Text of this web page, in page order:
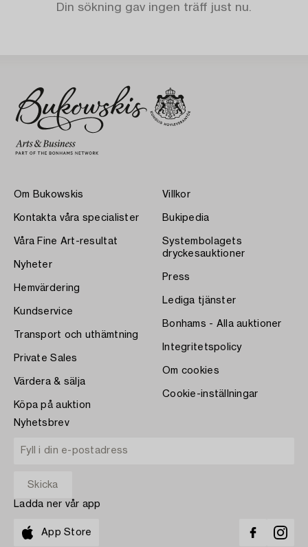
Din sökning gav ingen träff just nu.
Om Bukowskis
Kontakta våra specialister
Våra Fine Art-resultat
Nyheter
Hemvärdering
Kundservice
Transport och uthämtning
Private Sales
Värdera & sälja
Köpa på auktion
Villkor
Bukipedia
Systembolagets
dryckesauktioner
Press
Lediga tjänster
Bonhams - Alla auktioner
Integritetspolicy
Om cookies
Cookie-inställningar
Nyhetsbrev
Ladda ner vår app
App Store